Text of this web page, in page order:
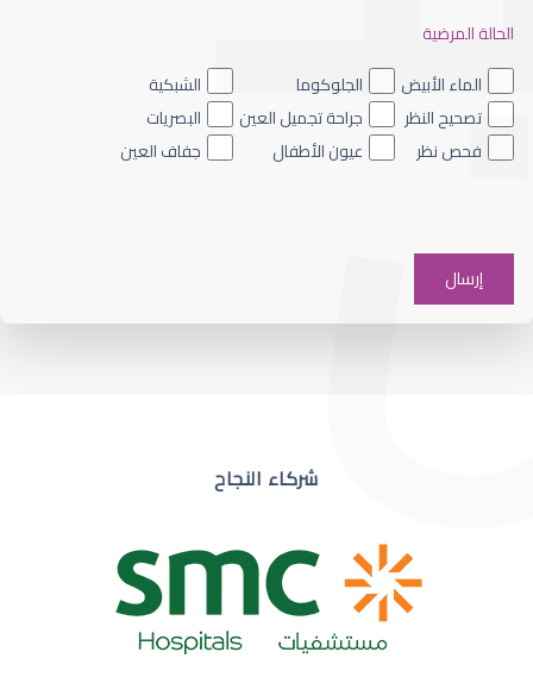
ضعف نظر العين اليسرى
ضعف نظر مفاجئ
الحالة المرضية
الماء الأبيض
الجلوكوما
الشبكية
تصحيح النظر
جراحة تجميل العين
البصريات
فحص نظر
عيون الأطفال جفاف العين
شركاء النجاح